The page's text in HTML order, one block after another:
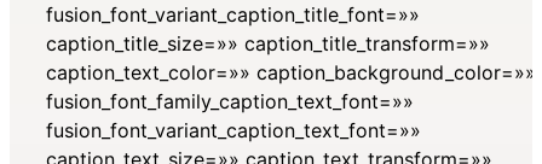
fusion_font_variant_caption_title_font=»»
caption_title_size=»» caption_title_transform=»»
caption_text_color=»» caption_background_color=»»
fusion_font_family_caption_text_font=»»
fusion_font_variant_caption_text_font=»»
caption_text_size=»» caption_text_transform=»»